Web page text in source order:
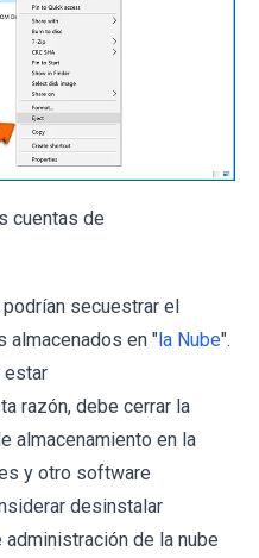
cuentas de
secuestrar el
almacenados en "la Nube".
estar
razón, debe cerrar la
almacenamiento en la
y otro software
desinstalar
de la nube